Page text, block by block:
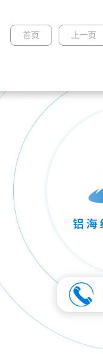
首页 上一页